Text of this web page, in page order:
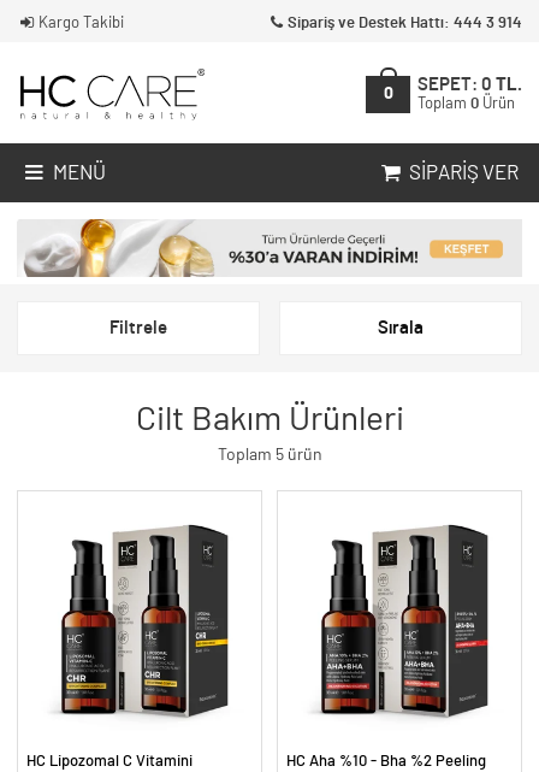
Kargo Takibi Sipariş ve Destek Hattı: 444 3 914
0
SEPET: 0 TL.
Toplam 0 Ürün
MENÜ SIPARIŞ VER
Filtrele Sırala
Cilt Bakım Ürünleri
Toplam 5 ürün
HC Lipozomal C Vitamini
HC Aha %10 - Bha %2 Peeling